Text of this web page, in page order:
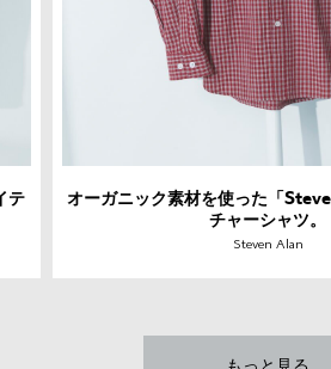
テ
オーガニック素材を使った「
チャーシャツ。
Steven Alan